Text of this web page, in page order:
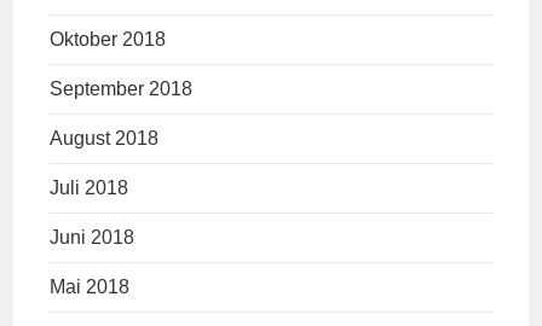
Oktober 2018
September 2018
August 2018
Juli 2018
Juni 2018
Mai 2018